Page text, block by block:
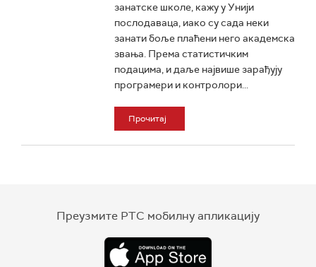
занатске школе, кажу у Унији
послодаваца, иако су сада неки
занати боље плаћени него академска
звања. Према статистичким
подацима, и даље највише зарађују
програмери и контролори...
Прочитај
Преузмите РТС мобилну апликацију